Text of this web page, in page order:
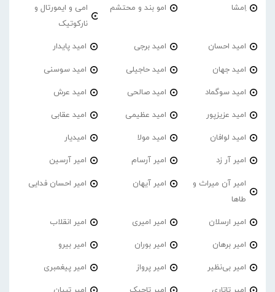
اِمشا امو بند و محتشم
امی و ایمورتال و
نارکوتیک
امید احسان امید برجی امید پایدار
امید جهان امید حاجیلی امید سوسنی
امید سوگماد امید صالحی امید عرش
امید عزیزپور امید عظیمی امید عقابی
امید لوافان امید مولا امیدیار
امیر آر زد امیر آرسام امیر آرسین
امیر آن میراث و
طاها
امیر آیهان امیر احسان فدایی
امیر ارسلان امیر امیری امیر انقلاب
امیر برهان امیر‌ بوران امیر بیرو
امیر بی‌نظیر امیر پرواز امیر پیغمبری